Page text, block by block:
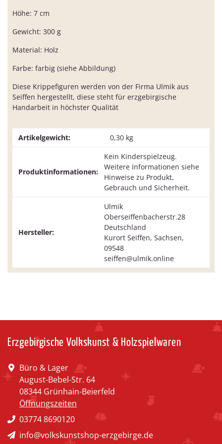
Höhe: 7 cm
Gewicht: 300 g
Material: Holz
Farbe: farbig (siehe Abbildung)
Diese Krippefiguren werden von der Firma Ulmik aus
Seiffen hergestellt, diese steht für erzgebirgische
Handarbeit in höchster Qualität
Artikelgewicht: 0,30 kg
Produktinformationen:
Kein Kinderspielzeug.
Weitere Informationen siehe
Hinweise zu Produkt,
Gebrauch und Sicherheit.
Hersteller:
Ulmik
Oberseiffenbacherstr.28
Deutschland
Kurort Seiffen, Sachsen,
09548
seiffen@ulmik.online
Erzgebirgische Volkskunst & Holzspielwaren
Büro & Lager
August-Bebel-Str. 64
08344 Grünhain-Beierfeld
Öffnungszeiten
03774 8690120
info@volkskunstshop-erzgebirge.de